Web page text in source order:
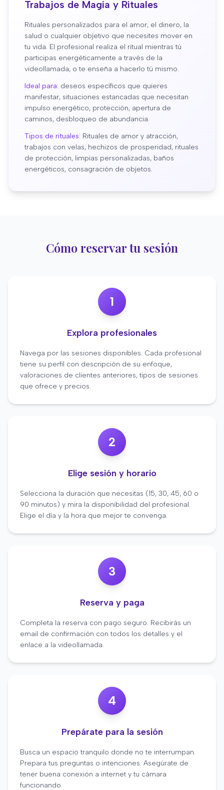
Trabajos de Magia y Rituales
Rituales personalizados para el amor, el dinero, la
salud o cualquier objetivo que necesites mover en
tu vida. El profesional realiza el ritual mientras tú
participas energéticamente a través de la
videollamada, o te enseña a hacerlo tú mismo.
Ideal para: deseos específicos que quieres
manifestar, situaciones estancadas que necesitan
impulso energético, protección, apertura de
caminos, desbloqueo de abundancia.
Tipos de rituales: Rituales de amor y atracción,
trabajos con velas, hechizos de prosperidad, rituales
de protección, limpias personalizadas, baños
energéticos, consagración de objetos.
Cómo reservar tu sesión
1
Explora profesionales
Navega por las sesiones disponibles. Cada profesional
tiene su perfil con descripción de su enfoque,
valoraciones de clientes anteriores, tipos de sesiones
que ofrece y precios.
2
Elige sesión y horario
Selecciona la duración que necesitas (15, 30, 45, 60 o
90 minutos) y mira la disponibilidad del profesional.
Elige el día y la hora que mejor te convenga.
3
Reserva y paga
Completa la reserva con pago seguro. Recibirás un
email de confirmación con todos los detalles y el
enlace a la videollamada.
4
Prepárate para la sesión
Busca un espacio tranquilo donde no te interrumpan.
Prepara tus preguntas o intenciones. Asegúrate de
tener buena conexión a internet y tu cámara
funcionando.